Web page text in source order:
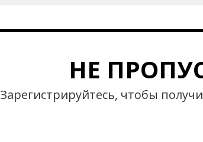
НЕ
Зарегистрируйтесь, чтобы